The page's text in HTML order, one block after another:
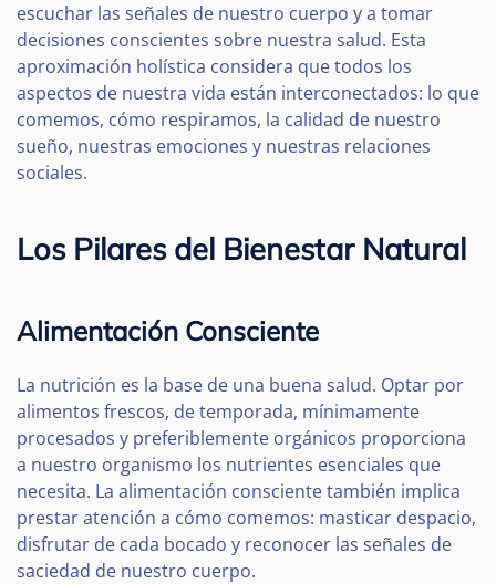
escuchar las señales de nuestro cuerpo y a tomar
decisiones conscientes sobre nuestra salud. Esta
aproximación holística considera que todos los
aspectos de nuestra vida están interconectados: lo que
comemos, cómo respiramos, la calidad de nuestro
sueño, nuestras emociones y nuestras relaciones
sociales.
Los Pilares del Bienestar Natural
Alimentación Consciente
La nutrición es la base de una buena salud. Optar por
alimentos frescos, de temporada, mínimamente
procesados y preferiblemente orgánicos proporciona
a nuestro organismo los nutrientes esenciales que
necesita. La alimentación consciente también implica
prestar atención a cómo comemos: masticar despacio,
disfrutar de cada bocado y reconocer las señales de
saciedad de nuestro cuerpo.